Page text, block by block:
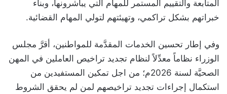
المتابعة والتقييم المستمر للمهام التي يباشرونها، وبناء
خبراتهم بشكل تراكمي، وتهيئتهم لتولي المهام القضائية.
وفي إطار تحسين الخدمات المقدَّمة للمواطنين، أقرَّ مجلس
الوزراء نظاماً معدِّلاً لنظام تجديد تراخيص العاملين في المهن
الصحيَّة لسنة 2026م؛ من اجل تمكين المستفيدين من
استكمال إجراءات تجديد تراخيصهم لمن لم يحقق الشروط